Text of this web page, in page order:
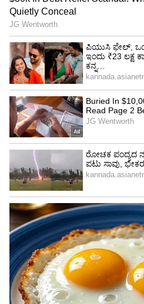
5. ನೀರು, ವಿದ್ಯುತ್‌
ಬೆಂಗಳೂರಿನಲ್ಲಿ ಸ್ವಾಧೀನಾನುಭವ
ಪೂರ್ಣಗೊಳಿಸುವಿಕೆಯ
1200 ಚದರ ಅಡಿ ವಿಸ್ತೀರ್ಣದ
ಸಂಪರ್ಕ ಕಲ್ಪಿಸಲು
ರಾಜ್ಯವ್ಯಾಪಿ ವಿಸ್ತರಣೆ.
2500 ಚದರ ಅಡಿ ವಿಸ್ತೀರ್ಣದ